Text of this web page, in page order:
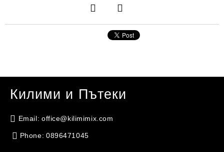
Килими и Пътеки
Email: office@kilimimix.com
Phone: 0896471045